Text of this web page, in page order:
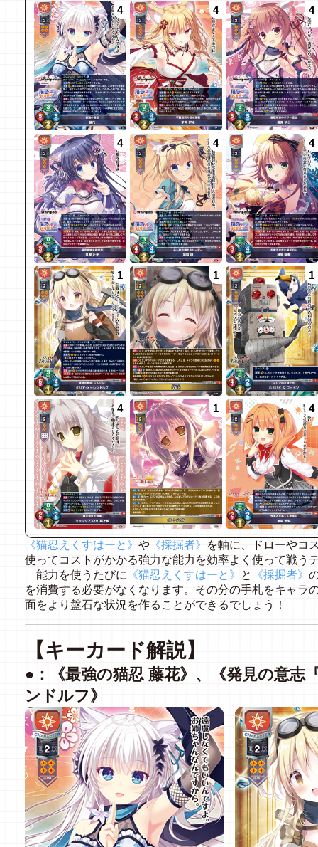
4 4 4
4 4 4
1 1 1
4 1 4
《猫忍えくすはーと》 や 《採掘者》
を軸に、ドローやコ
使ってコストがかかる強力な能力を効率よく使って戦う
能力を使うたびに
《猫忍えくすはーと》 と 《採掘者》
を消費する必要がなくなります。その分の手札をキャラ
面をより盤石な状況を作ることができるでしょう！
【キーカード解説】
●：《最強の猫忍 藤花》、《発見の意志
ンドルフ》